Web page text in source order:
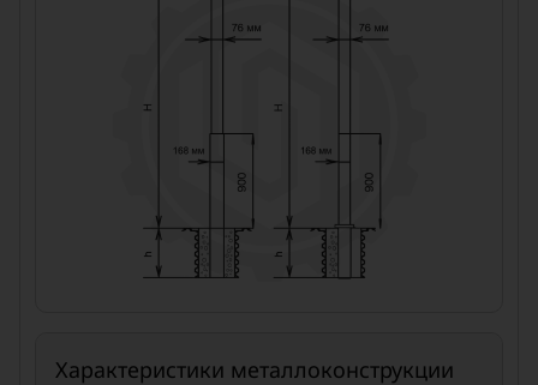
Характеристики металлоконструкции